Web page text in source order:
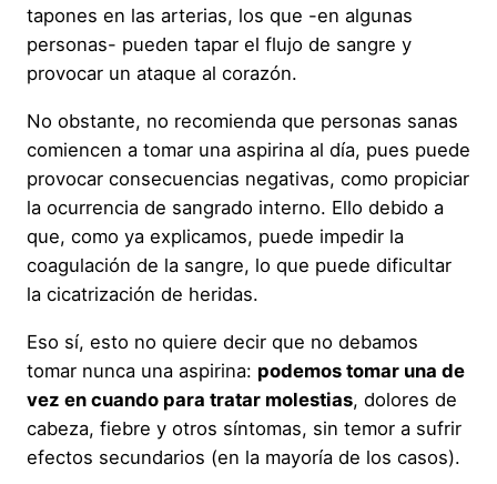
tapones en las arterias, los que -en algunas
personas- pueden tapar el flujo de sangre y
provocar un ataque al corazón.
No obstante, no recomienda que personas sanas
comiencen a tomar una aspirina al día, pues puede
provocar consecuencias negativas, como propiciar
la ocurrencia de sangrado interno. Ello debido a
que, como ya explicamos, puede impedir la
coagulación de la sangre, lo que puede dificultar
la cicatrización de heridas.
Eso sí, esto no quiere decir que no debamos
tomar nunca una aspirina: podemos tomar una de
vez en cuando para tratar molestias, dolores de
cabeza, fiebre y otros síntomas, sin temor a sufrir
efectos secundarios (en la mayoría de los casos).